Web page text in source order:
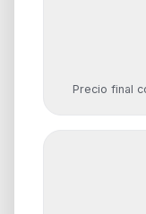
Precio final